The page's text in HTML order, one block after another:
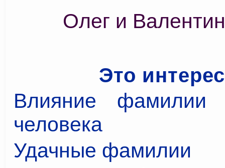
Олег и
Это
Влияние фамилии
человека
Удачные фамилии